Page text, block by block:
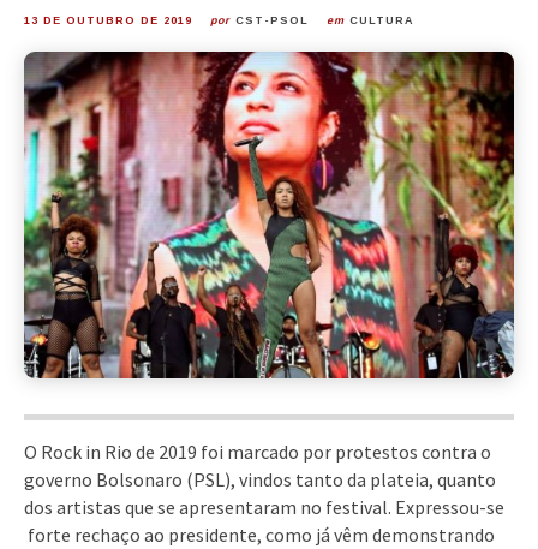
13 DE OUTUBRO DE 2019 por CST-PSOL em CULTURA
O Rock in Rio de 2019 foi marcado por protestos contra o
governo Bolsonaro (PSL), vindos tanto da plateia, quanto
dos artistas que se apresentaram no festival. Expressou-se
forte rechaço ao presidente, como já vêm demonstrando